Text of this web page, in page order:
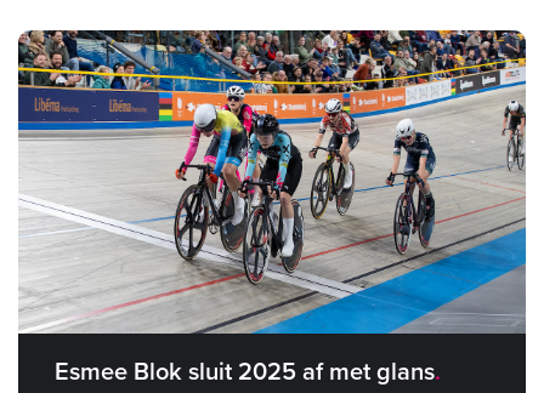
Esmee Blok sluit 2025 af met glans